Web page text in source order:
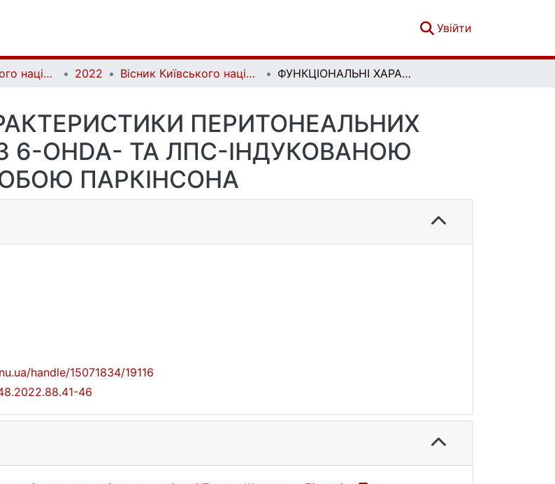
Увійти
Вісник Київського національного університету імені Тараса Шевченка. Біологія | Bulletin of Taras Shevchenko Kyiv National University. Biology 2022 Вісник Київського національного університету імені Тараса Шевченка. Біологія. Том 88, № 1 ФУНКЦІОНАЛЬНІ ХАРАКТЕРИСТИКИ ПЕРИТОНЕАЛЬНИХ ФАГОЦИТІВ ЩУРІВ ІЗ 6-ОHDA- ТА ЛПС-ІНДУКОВАНОЮ ХВОРОБОЮ ПАРКІНСОНА
ПЕРИТОНЕАЛЬНИХ
6-ОHDA- ТА ЛПС-ІНДУКОВАНОЮ
ПАРКІНСОНА
handle/15071834/19116
46